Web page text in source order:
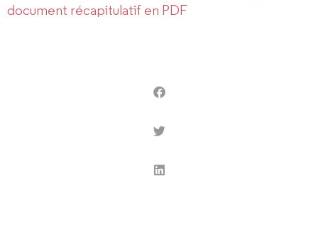
document récapitulatif en PDF